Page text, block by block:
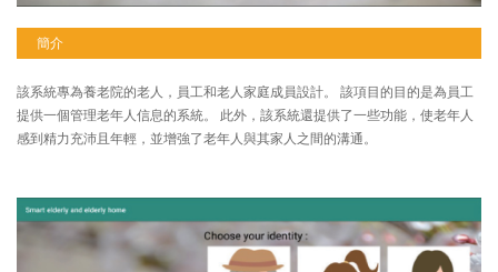
簡介
該系統專為養老院的老人，員工和老人家庭成員設計。 該項目的目的是為員工
提供一個管理老年人信息的系統。 此外，該系統還提供了一些功能，使老年人
感到精力充沛且年輕，並增強了老年人與其家人之間的溝通。